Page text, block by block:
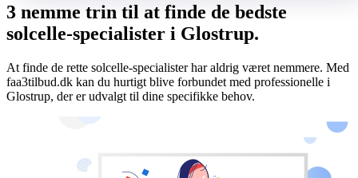
3 nemme trin til at finde de bedste
solcelle-specialister i Glostrup.
At finde de rette solcelle-specialister har aldrig været nemmere. Med
faa3tilbud.dk kan du hurtigt blive forbundet med professionelle i
Glostrup, der er udvalgt til dine specifikke behov.